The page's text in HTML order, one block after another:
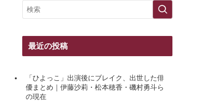
最近の投稿
「ひよっこ」出演後にブレイク、出世した俳
優まとめ｜伊藤沙莉・松本穂香・磯村勇斗ら
の現在